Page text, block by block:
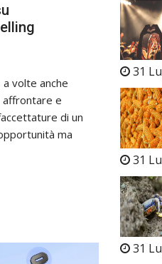
volte anche
e
di un
ma
31
31
31